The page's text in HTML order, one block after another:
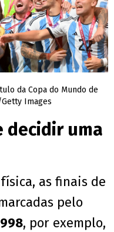
da Copa do Mundo de
Images
decidir uma
as finais de
pelo
, por exemplo,